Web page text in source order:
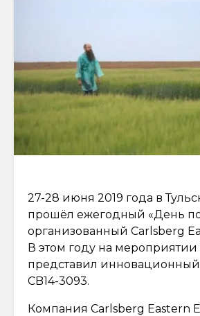
27-28 июня 2019 года в
прошёл ежегодный «День
организованный Carlsberg
В этом году на мероприятии
представил инновационный
CB14-3093.
Компания Carlsberg Eastern